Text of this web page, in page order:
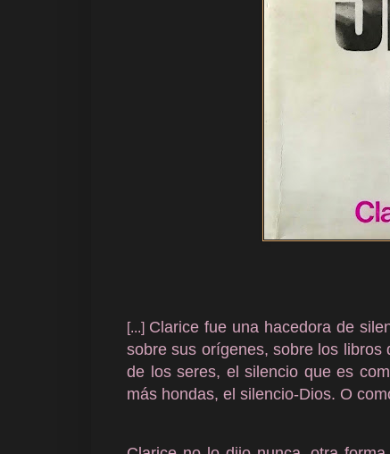
[...] Clarice fue una hacedora de
sobre sus orígenes, sobre los
de los seres, el silencio que es
más hondas, el silencio-Dios. O